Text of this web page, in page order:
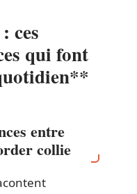
ces
qui font
entre
collie